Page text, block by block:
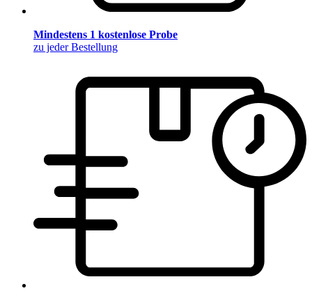
Mindestens 1 kostenlose Probe
zu jeder Bestellung